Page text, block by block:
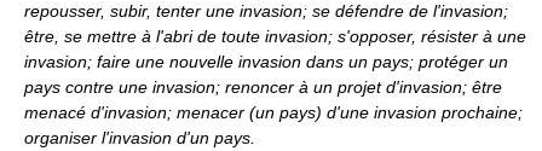
repousser, subir, tenter une invasion; se défendre de l'invasion;
être, se mettre à l'abri de toute invasion; s'opposer, résister à une
invasion; faire une nouvelle invasion dans un pays; protéger un
pays contre une invasion; renoncer à un projet d'invasion; être
menacé d'invasion; menacer (un pays) d'une invasion prochaine;
organiser l'invasion d'un pays.